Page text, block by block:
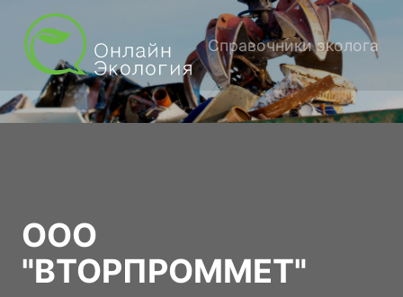
Справочники эколога
ООО
"ВТОРПРОММЕТ"